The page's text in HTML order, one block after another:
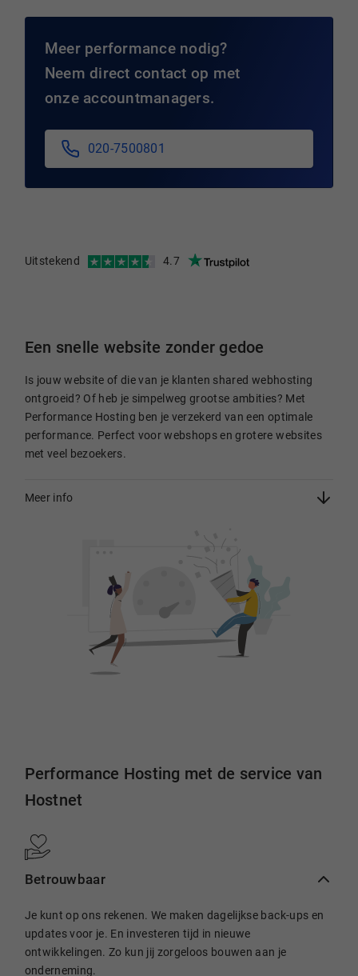
Meer performance nodig?
Neem direct contact op met
onze accountmanagers.
020-7500801
Uitstekend 4.7
Een snelle website zonder gedoe
Is jouw website of die van je klanten shared webhosting
ontgroeid? Of heb je simpelweg grootse ambities? Met
Performance Hosting ben je verzekerd van een optimale
performance. Perfect voor webshops en grotere websites
met veel bezoekers.
Meer info
Performance Hosting met de service van
Hostnet
Betrouwbaar
Je kunt op ons rekenen. We maken dagelijkse back-ups en
updates voor je. En investeren tijd in nieuwe
ontwikkelingen. Zo kun jij zorgeloos bouwen aan je
onderneming.